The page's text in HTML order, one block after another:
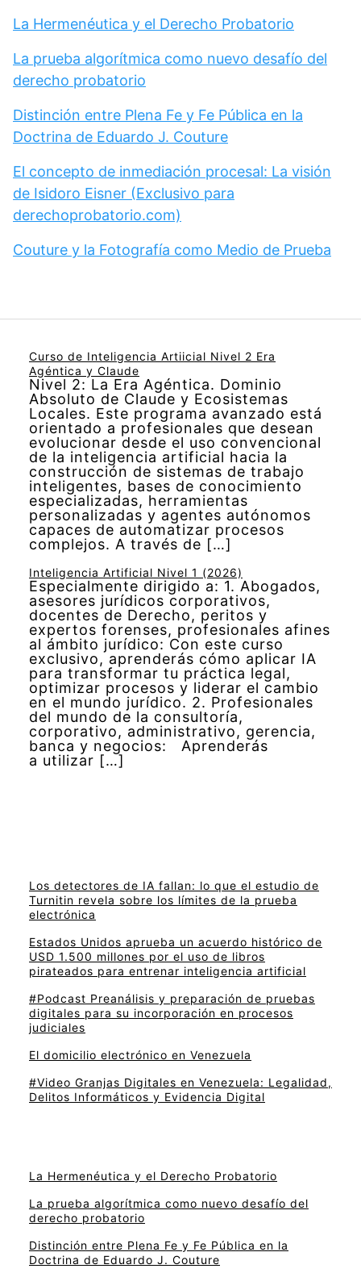
La Hermenéutica y el Derecho Probatorio
La prueba algorítmica como nuevo desafío del
derecho probatorio
Distinción entre Plena Fe y Fe Pública en la
Doctrina de Eduardo J. Couture
El concepto de inmediación procesal: La visión
de Isidoro Eisner (Exclusivo para
derechoprobatorio.com)
Couture y la Fotografía como Medio de Prueba
Curso de Inteligencia Artiicial Nivel 2 Era
Agéntica y Claude
Nivel 2: La Era Agéntica. Dominio
Absoluto de Claude y Ecosistemas
Locales. Este programa avanzado está
orientado a profesionales que desean
evolucionar desde el uso convencional
de la inteligencia artificial hacia la
construcción de sistemas de trabajo
inteligentes, bases de conocimiento
especializadas, herramientas
personalizadas y agentes autónomos
capaces de automatizar procesos
complejos. A través de […]
Inteligencia Artificial Nivel 1 (2026)
Especialmente dirigido a: 1. Abogados,
asesores jurídicos corporativos,
docentes de Derecho, peritos y
expertos forenses, profesionales afines
al ámbito jurídico: Con este curso
exclusivo, aprenderás cómo aplicar IA
para transformar tu práctica legal,
optimizar procesos y liderar el cambio
en el mundo jurídico. 2. Profesionales
del mundo de la consultoría,
corporativo, administrativo, gerencia,
banca y negocios: Aprenderás
a utilizar […]
Los detectores de IA fallan: lo que el estudio de
Turnitin revela sobre los límites de la prueba
electrónica
Estados Unidos aprueba un acuerdo histórico de
USD 1.500 millones por el uso de libros
pirateados para entrenar inteligencia artificial
#Podcast Preanálisis y preparación de pruebas
digitales para su incorporación en procesos
judiciales
El domicilio electrónico en Venezuela
#Video Granjas Digitales en Venezuela: Legalidad,
Delitos Informáticos y Evidencia Digital
La Hermenéutica y el Derecho Probatorio
La prueba algorítmica como nuevo desafío del
derecho probatorio
Distinción entre Plena Fe y Fe Pública en la
Doctrina de Eduardo J. Couture